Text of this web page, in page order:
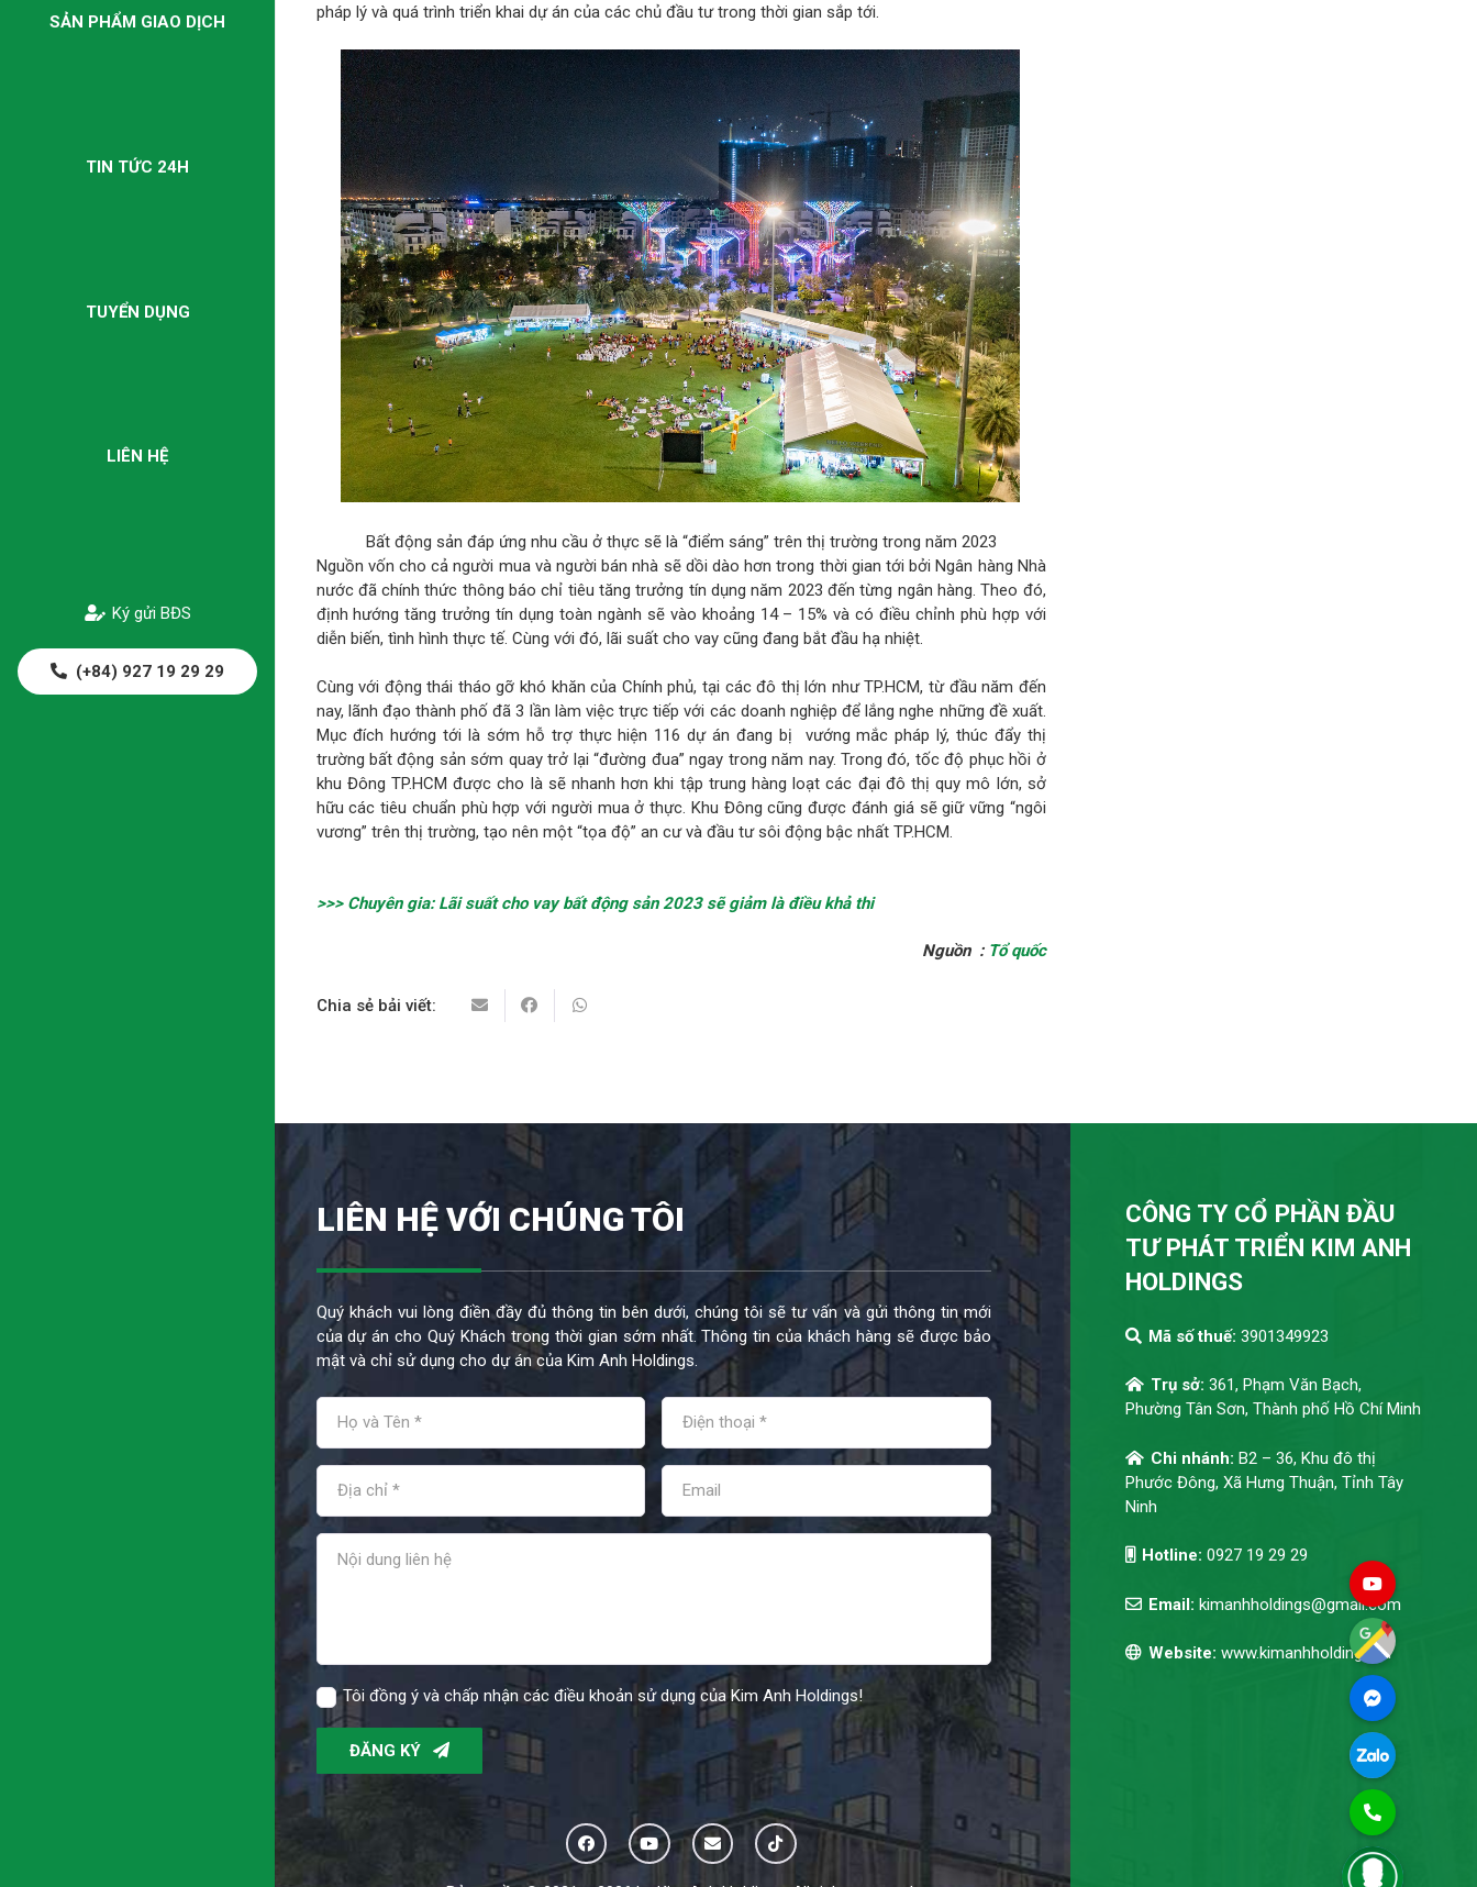
SẢN PHẨM GIAO DỊCH
TIN TỨC 24H
TUYỂN DỤNG
LIÊN HỆ
Ký gửi BĐS
(+84) 927 19 29 29
pháp lý và quá trình triển khai dự án của các chủ đầu tư trong thời gian sắp tới.
Bất động sản đáp ứng nhu cầu ở thực sẽ là “điểm sáng” trên thị trường trong năm 2023
Nguồn vốn cho cả người mua và người bán nhà sẽ dồi dào hơn trong thời gian tới bởi Ngân hàng Nhà
nước đã chính thức thông báo chỉ tiêu tăng trưởng tín dụng năm 2023 đến từng ngân hàng. Theo đó,
định hướng tăng trưởng tín dụng toàn ngành sẽ vào khoảng 14 – 15% và có điều chỉnh phù hợp với
diễn biến, tình hình thực tế. Cùng với đó, lãi suất cho vay cũng đang bắt đầu hạ nhiệt.
Cùng với động thái tháo gỡ khó khăn của Chính phủ, tại các đô thị lớn như TP.HCM, từ đầu năm đến
nay, lãnh đạo thành phố đã 3 lần làm việc trực tiếp với các doanh nghiệp để lắng nghe những đề xuất.
Mục đích hướng tới là sớm hỗ trợ thực hiện 116 dự án đang bị vướng mắc pháp lý, thúc đẩy thị
trường bất động sản sớm quay trở lại “đường đua” ngay trong năm nay. Trong đó, tốc độ phục hồi ở
khu Đông TP.HCM được cho là sẽ nhanh hơn khi tập trung hàng loạt các đại đô thị quy mô lớn, sở
hữu các tiêu chuẩn phù hợp với người mua ở thực. Khu Đông cũng được đánh giá sẽ giữ vững “ngôi
vương” trên thị trường, tạo nên một “tọa độ” an cư và đầu tư sôi động bậc nhất TP.HCM.
>>> Chuyên gia: Lãi suất cho vay bất động sản 2023 sẽ giảm là điều khả thi
Nguồn : Tổ quốc
Chia sẻ bải viết:
LIÊN HỆ VỚI CHÚNG TÔI
Quý khách vui lòng điền đầy đủ thông tin bên dưới, chúng tôi sẽ tư vấn và gửi thông tin mới
của dự án cho Quý Khách trong thời gian sớm nhất. Thông tin của khách hàng sẽ được bảo
mật và chỉ sử dụng cho dự án của Kim Anh Holdings.
Tôi đồng ý và chấp nhận các điều khoản sử dụng của Kim Anh Holdings!
ĐĂNG KÝ
CÔNG TY CỔ PHẦN ĐẦU
TƯ PHÁT TRIỂN KIM ANH
HOLDINGS
Mã số thuế:3901349923
Trụ sở:361, Phạm Văn Bạch,
Phường Tân Sơn, Thành phố Hồ Chí Minh
Chi nhánh:B2 – 36, Khu đô thị
Phước Đông, Xã Hưng Thuận, Tỉnh Tây
Ninh
Hotline:0927 19 29 29
Email:kimanhholdings@gmail.com
Website:www.kimanhholdings.vn